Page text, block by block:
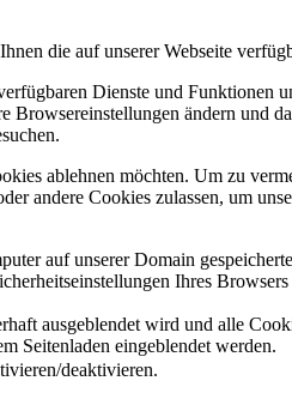
die auf unserer Webseite
Dienste und
Browsereinstellungen ändern und
ablehnen möchten. Um zu
andere Cookies zulassen, um
auf unserer Domain
Ihres Browsers
ausgeblendet wird und alle
Seitenladen eingeblendet werden.
deaktivieren.